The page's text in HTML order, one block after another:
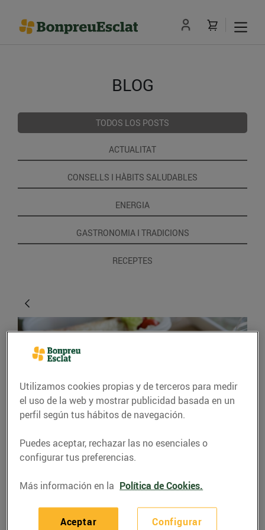
BLOG
TODOS LOS POSTS
ACTUALITAT
CONSELLS I HÀBITS SALUDABLES
ENERGIA
GASTRONOMIA I TRADICIONS
RECEPTES
CONSEJOS Y HÁBITOS SALUDABLES
Et toca dinar fora de
casa?
Utilizamos cookies propias y de terceros para medir
el uso de la web y mostrar publicidad basada en un
perfil según tus hábitos de navegación.
Puedes aceptar, rechazar las no esenciales o
configurar tus preferencias.
Más información en la Política de Cookies.
Configurar
Aceptar